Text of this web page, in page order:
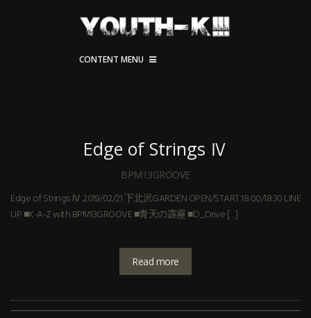
CONTENT MENU
Edge of Strings Ⅳ
BPM13GROOVE
Edge of Strings Ⅳ 2019/02/21 下北沢GARDEN OPEN/START 18:00/18:30 LINE
UP ■K-A-Z with BPM13GROOVE ■青天の霹靂 ■D_Drive […]
Read more